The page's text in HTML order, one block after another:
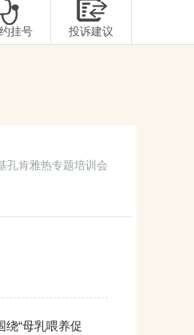
挂号 投诉建议
孔肯雅热专题培训会
“母乳喂养促